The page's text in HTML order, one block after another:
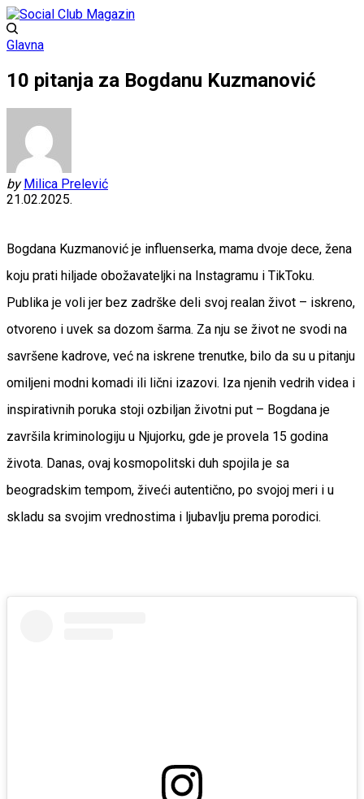
Glavna
10 pitanja za Bogdanu Kuzmanović
by Milica Prelević
21.02.2025.
Bogdana Kuzmanović je influenserka, mama dvoje dece, žena
koju prati hiljade obožavateljki na Instagramu i TikToku.
Publika je voli jer bez zadrške deli svoj realan život – iskreno,
otvoreno i uvek sa dozom šarma. Za nju se život ne svodi na
savršene kadrove, već na iskrene trenutke, bilo da su u pitanju
omiljeni modni komadi ili lični izazovi. Iza njenih vedrih videa i
inspirativnih poruka stoji ozbiljan životni put – Bogdana je
završila kriminologiju u Njujorku, gde je provela 15 godina
života. Danas, ovaj kosmopolitski duh spojila je sa
beogradskim tempom, živeći autentično, po svojoj meri i u
skladu sa svojim vrednostima i ljubavlju prema porodici.